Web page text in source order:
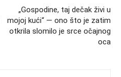
„Gospodine, taj dečak živi u
mojoj kući“ — ono što je zatim
otkrila slomilo je srce očajnog
oca